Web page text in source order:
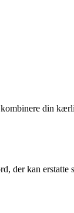
din
der kan